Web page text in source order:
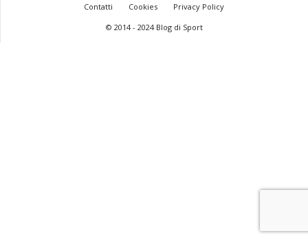
Contatti Cookies
Privacy Policy
© 2014 - 2024 Blog di Sport